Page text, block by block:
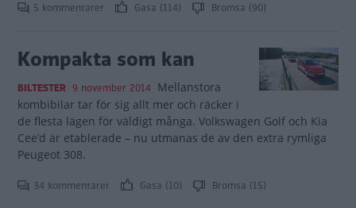
5 kommentarer Gasa (114) Bromsa (90)
Kompakta som kan
BILTESTER 9 november 2014 Mellanstora
kombibilar tar för sig allt mer och räcker i
de flesta lägen för väldigt många. Volkswagen Golf och Kia
Cee’d är etablerade – nu utmanas de av den extra rymliga
Peugeot 308.
34 kommentarer Gasa (10) Bromsa (15)